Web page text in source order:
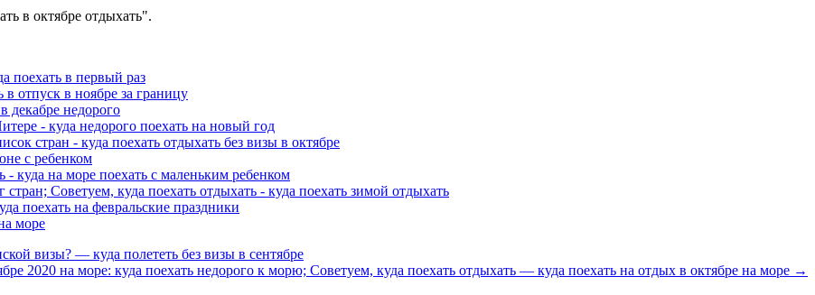
в октябре отдыхать".
поехать в первый раз
в отпуск в ноябре за границу
декабре недорого
- куда недорого поехать на новый год
стран - куда поехать отдыхать без визы в октябре
с ребенком
- куда на море поехать с маленьким ребенком
Советуем, куда поехать отдыхать - куда поехать зимой отдыхать
поехать на февральские праздники
море
визы? — куда полететь без визы в сентябре
2020 на море: куда поехать недорого к морю; Советуем, куда поехать отдыхать — куда поехать на отдых в октябре на море →